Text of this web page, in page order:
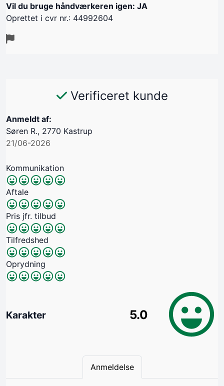
Vil du bruge håndværkeren igen: JA
Oprettet i cvr nr.: 44992604
Verificeret kunde
Anmeldt af:
Søren R., 2770 Kastrup
21/06-2026
Kommunikation
Aftale
Pris jfr. tilbud
Tilfredshed
Oprydning
Karakter 5.0
Anmeldelse